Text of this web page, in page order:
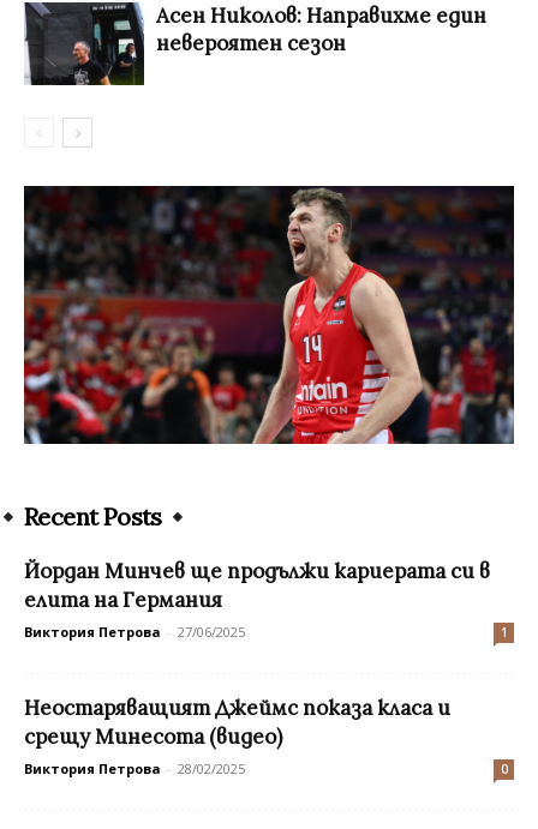
Асен Николов: Направихме един
невероятен сезон
Recent Posts
Йордан Минчев ще продължи кариерата си в
елита на Германия
Виктория Петрова - 27/06/2025 1
Неостаряващият Джеймс показа класа и
срещу Минесота (видео)
Виктория Петрова - 28/02/2025 0